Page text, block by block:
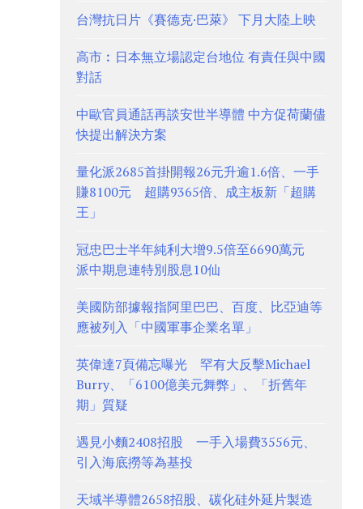
台灣抗日片《賽德克·巴萊》 下月大陸上映
高市︰日本無立場認定台地位 有責任與中國
對話
中歐官員通話再談安世半導體 中方促荷蘭儘
快提出解決方案
量化派2685首掛開報26元升逾1.6倍、一手
賺8100元 超購9365倍、成主板新「超購
王」
冠忠巴士半年純利大增9.5倍至6690萬元
派中期息連特別股息10仙
美國防部據報指阿里巴巴、百度、比亞迪等
應被列入「中國軍事企業名單」
英偉達7頁備忘曝光 罕有大反擊Michael
Burry、「6100億美元舞弊」、「折舊年
期」質疑
遇見小麵2408招股 一手入場費3556元、
引入海底撈等為基投
天域半導體2658招股、碳化硅外延片製造